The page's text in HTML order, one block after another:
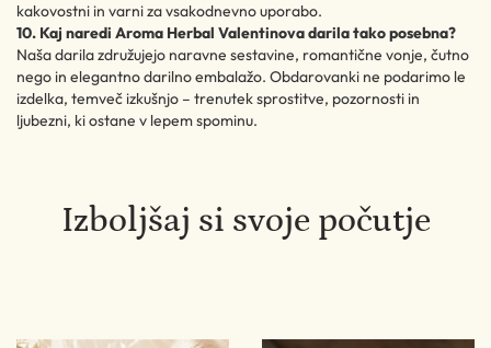
kakovostni in varni za vsakodnevno uporabo.
10. Kaj naredi Aroma Herbal Valentinova darila tako posebna?
Naša darila združujejo naravne sestavine, romantične vonje, čutno
nego in elegantno darilno embalažo. Obdarovanki ne podarimo le
izdelka, temveč izkušnjo – trenutek sprostitve, pozornosti in
ljubezni, ki ostane v lepem spominu.
Izboljšaj si svoje počutje